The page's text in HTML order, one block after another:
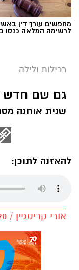
מחפשים עורך דין
לרשימה המלאה כנסו
רכילות ולילה
גם שם חדש
שנית אוחנה
להאזנה לתוכן:
אורי קריספין / 20:20 07.08.26